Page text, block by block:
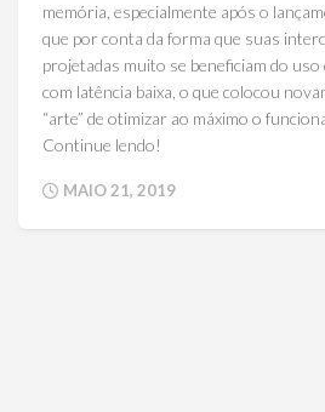
memória, especialmente após o
que por conta da forma que suas
projetadas muito se beneficiam do
com latência baixa, o que colocou
“arte” de otimizar ao máximo o
Continue lendo!
MAIO 21, 2019